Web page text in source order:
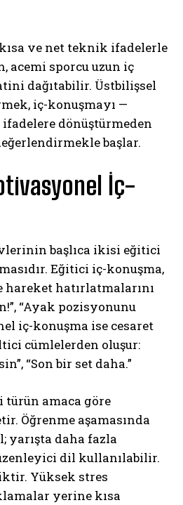
ve net teknik ifadelerle
acemi sporcu uzun iç
dağıtabilir. Üstbilişsel
iç-konuşmayı —
dönüştürmeden
başlar.
İç-
başlıca ikisi eğitici
Eğitici iç-konuşma,
hatırlatmalarını
“Ayak pozisyonunu
iç-konuşma ise cesaret
cümlelerden oluşur:
“Son bir set daha.”
türün amaca göre
Öğrenme aşamasında
yarışta daha fazla
dil kullanılabilir.
Yüksek stres
yerine kısa